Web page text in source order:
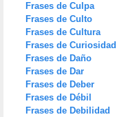
Frases de Culpa
Frases de Culto
Frases de Cultura
Frases de Curiosidad
Frases de Daño
Frases de Dar
Frases de Deber
Frases de Débil
Frases de Debilidad